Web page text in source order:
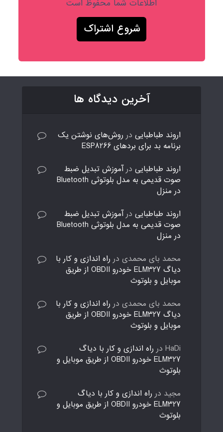
اطلاعات شما محفوظ است
آخرین دیدگاه ها
اروند طباطبایی در روش‌های نوشتن یک
برنامه بد برای بردهای ESP8266
اروند طباطبایی درآموزش تبدیل ضبط
صوت قدیمی به مدل بلوتوثی Bluetooth
در منزل
اروند طباطبایی درآموزش تبدیل ضبط
صوت قدیمی به مدل بلوتوثی Bluetooth
در منزل
محمد بای محمدی در راه اندازی و کار با
دیاگ ELM327 خودرو OBDII از طریق
موبایل و بلوتوث
محمد بای محمدی در راه اندازی و کار با
دیاگ ELM327 خودرو OBDII از طریق
موبایل و بلوتوث
HaDi در راه اندازی و کار با دیاگ
ELM327 خودرو OBDII از طریق موبایل و
بلوتوث
مجید در راه اندازی و کار با دیاگ
ELM327 خودرو OBDII از طریق موبایل و
بلوتوث